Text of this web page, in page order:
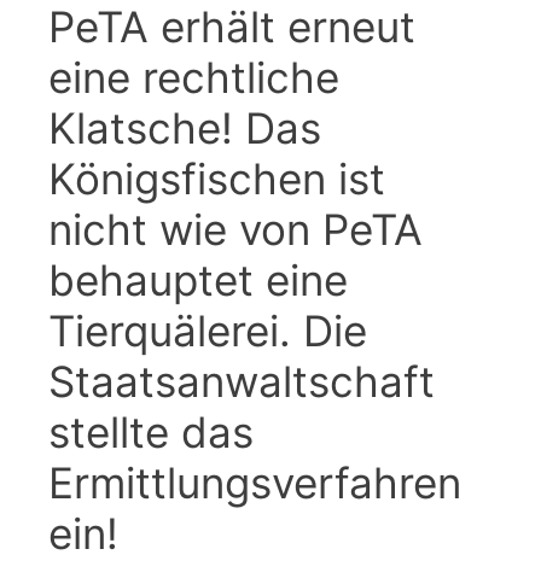
PeTA erhält erneut
eine rechtliche
Klatsche! Das
Königsfischen ist
nicht wie von PeTA
behauptet eine
Tierquälerei. Die
Staatsanwaltschaft
stellte das
Ermittlungsverfahren
ein!